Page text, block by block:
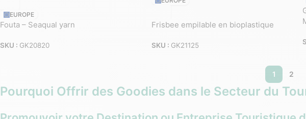
EUROPE
Fouta – Seaqual yarn
SKU : GK20820
Frisbee empilable en bioplastique
SKU : GK21125
1 2
Pourquoi Offrir des Goodies dans le Secteur du